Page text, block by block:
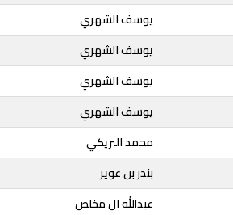
يوسف الشهري
يوسف الشهري
يوسف الشهري
يوسف الشهري
محمد البريكي
بندر بن عوير
عبدالله ال مخلص